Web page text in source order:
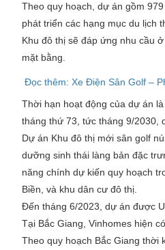
Theo quy hoạch, dự án gồm
phát triển các hạng mục du lịch
Khu đô thị sẽ đáp ứng nhu cầu
mặt bằng.
Đọc thêm: Xe Điện Sân Golf –
Thời hạn hoạt động của dự án
tháng thứ 73, tức tháng 9/2030,
Dự án Khu đô thị mới sân golf
dưỡng sinh thái làng bản đặc
năng chính dự kiến quy hoạch
Biền, và khu dân cư đô thị.
Đến tháng 6/2023, dự án được
Tại Bắc Giang, Vinhomes hiện
Theo quy hoạch Bắc Giang thời